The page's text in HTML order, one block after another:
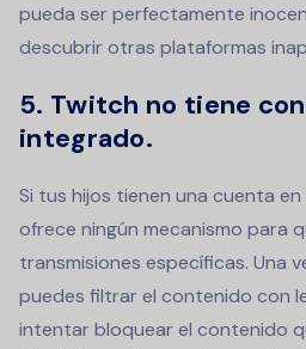
pueda ser perfectamente
descubrir otras plataformas
5. Twitch no tiene
integrado.
Si tus hijos tienen una cuenta
ofrece ningún mecanismo para
transmisiones específicas. Una
puedes filtrar el contenido con
intentar bloquear el contenido